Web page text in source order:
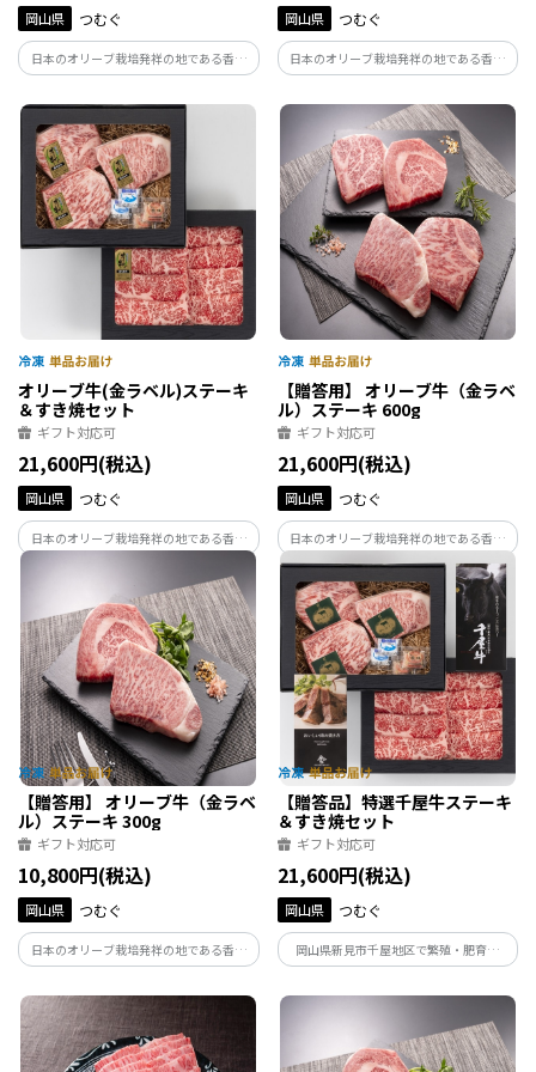
岡山県 つむぐ
日本のオリーブ栽培発祥の地である香川
県・小豆島のオリーブと瀬戸内の温暖な
気候風土のなかで古くから育まれてきた
讃岐牛。２つの歴史が融合しオリーブ搾
り果実を与え育て上げた讃岐牛、それが
「オリーブ牛」です。
岡山県 つむぐ
日本のオリーブ栽培発祥の地である香川
県・小豆島のオリーブと瀬戸内の温暖な
気候風土のなかで古くから育まれてきた
讃岐牛。2つの歴史が融合しオリーブ搾り
果実を与え育て上げた讃岐牛、それが
「オリーブ牛」です。
オリーブ牛(金ラベル)ステーキ
＆すき焼セット
ギフト対応可
21,600円(税込)
岡山県 つむぐ
日本のオリーブ栽培発祥の地である香川
気候風土のなかで古くから育まれてきた
讃岐牛。2つの歴史が融合しオリーブ搾り
果実を与え育て上げた讃岐牛、それが
「オリーブ牛」です。
【贈答用】 オリーブ牛（金ラベ
ル）ステーキ 600g
ギフト対応可
21,600円(税込)
岡山県 つむぐ
日本のオリーブ栽培発祥の地である香川
県・小豆島のオリーブと瀬戸内の温暖な
気候風土のなかで古くから育まれてきた
讃岐牛。2つの歴史が融合しオリーブ搾り
果実を与え育て上げた讃岐牛、それが
「オリーブ牛」です。
【贈答用】 オリーブ牛（金ラベ
ル）ステーキ 300g
ギフト対応可
10,800円(税込)
岡山県 つむぐ
日本のオリーブ栽培発祥の地である香川
県・小豆島のオリーブと瀬戸内の温暖な
気候風土のなかで古くから育まれてきた
讃岐牛。2つの歴史が融合しオリーブ搾り
果実を与え育て上げた讃岐牛、それが
「オリーブ牛」です。
【贈答品】特選千屋牛ステーキ
＆すき焼セット
ギフト対応可
21,600円(税込)
岡山県 つむぐ
岡山県新見市千屋地区で繁殖・肥育さ
れ、日本最古の和牛のルーツといわれる
蔓牛（つるうし）、「竹の谷蔓（たけの
700頭に満たない希少価値の高い「千屋
牛」をお届け。